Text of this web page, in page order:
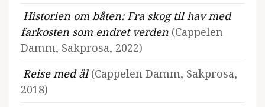
Historien om båten: Fra skog til hav med
farkosten som endret verden (Cappelen
Damm, Sakprosa, 2022)
Reise med ål (Cappelen Damm, Sakprosa,
2018)